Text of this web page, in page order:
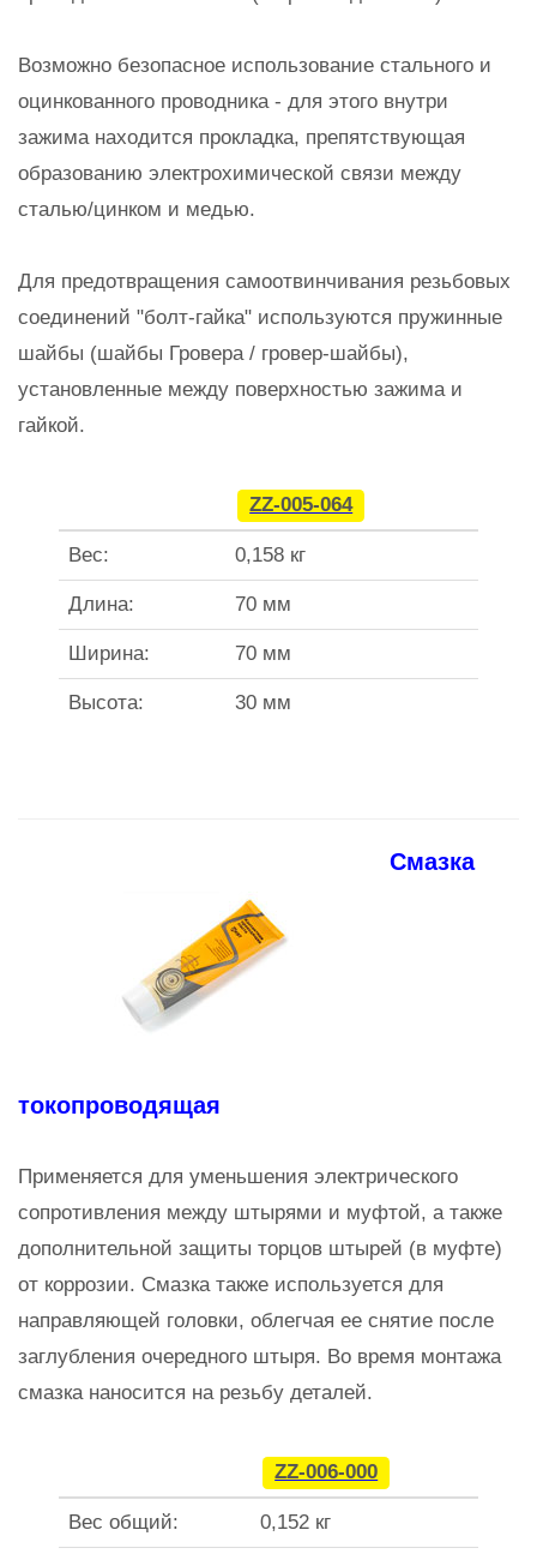
Возможно безопасное использование стального и
оцинкованного проводника - для этого внутри
зажима находится прокладка, препятствующая
образованию электрохимической связи между
сталью/цинком и медью.
Для предотвращения самоотвинчивания резьбовых
соединений "болт-гайка" используются пружинные
шайбы (шайбы Гровера / гровер-шайбы),
установленные между поверхностью зажима и
гайкой.
ZZ-005-064
Вес: 0,158 кг
Длина: 70 мм
Ширина: 70 мм
Высота: 30 мм
Смазка
токопроводящая
Применяется для уменьшения электрического
сопротивления между штырями и муфтой, а также
дополнительной защиты торцов штырей (в муфте)
от коррозии. Смазка также используется для
направляющей головки, облегчая ее снятие после
заглубления очередного штыря. Во время монтажа
смазка наносится на резьбу деталей.
ZZ-006-000
Вес общий: 0,152 кг